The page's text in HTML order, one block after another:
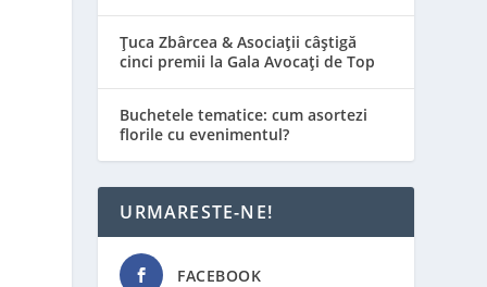
Țuca Zbârcea & Asociații câștigă
cinci premii la Gala Avocați de Top
Buchetele tematice: cum asortezi
florile cu evenimentul?
URMARESTE-NE!
FACEBOOK